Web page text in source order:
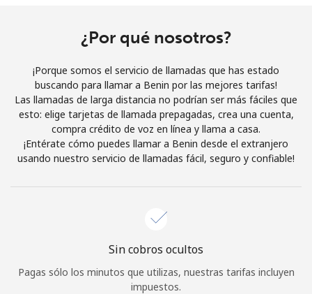
Al abrir una cuenta en este sitio web, estoy de acuerdo con
Términos y condiciones.
Únete
¡Hola!
¿Por qué nosotros?
¡Porque somos el servicio de llamadas que has estado
buscando para llamar a Benin por las mejores tarifas!
Las llamadas de larga distancia no podrían ser más fáciles que
esto: elige tarjetas de llamada prepagadas, crea una cuenta,
compra crédito de voz en línea y llama a casa.
¡Entérate cómo puedes llamar a Benin desde el extranjero
usando nuestro servicio de llamadas fácil, seguro y confiable!
Sin cobros ocultos
Pagas sólo los minutos que utilizas, nuestras tarifas incluyen
impuestos.